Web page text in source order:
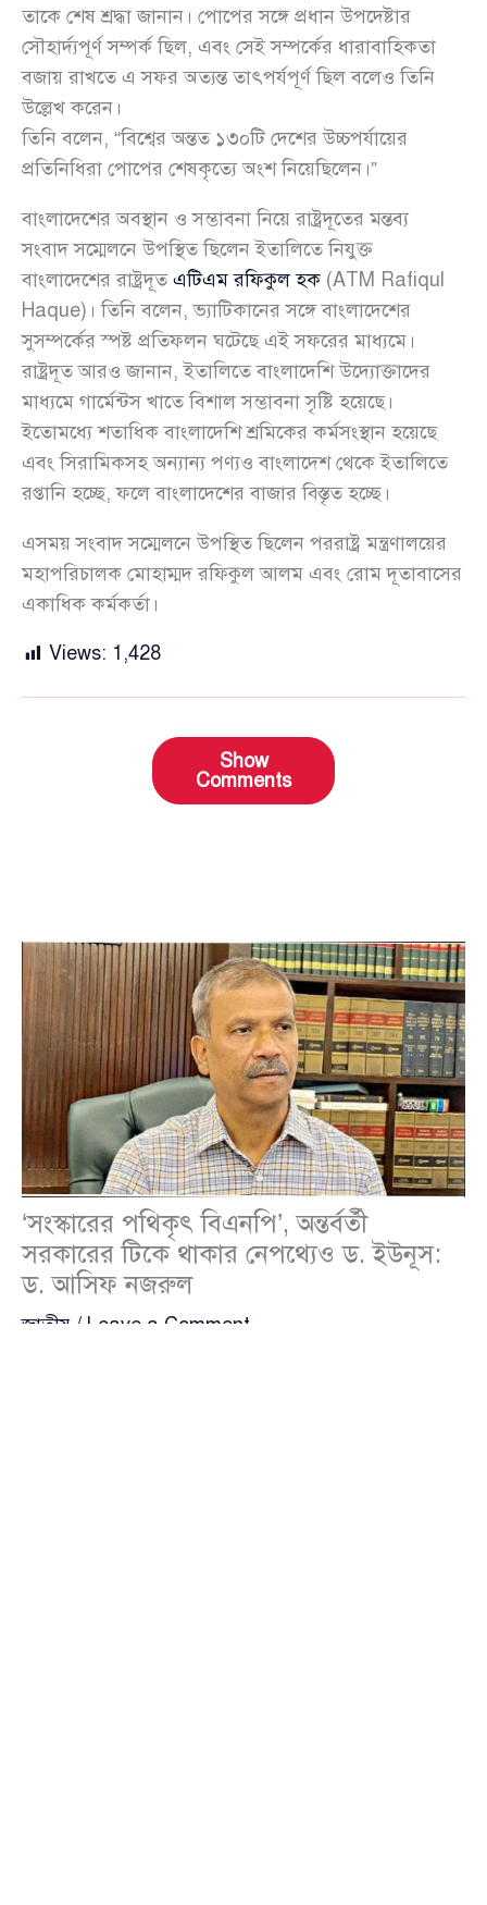
তাকে শেষ শ্রদ্ধা জানান। পোপের সঙ্গে প্রধান উপদেষ্টার
সৌহার্দ্যপূর্ণ সম্পর্ক ছিল, এবং সেই সম্পর্কের ধারাবাহিকতা
বজায় রাখতে এ সফর অত্যন্ত তাৎপর্যপূর্ণ ছিল বলেও তিনি
উল্লেখ করেন।
তিনি বলেন, “বিশ্বের অন্তত ১৩০টি দেশের উচ্চপর্যায়ের
প্রতিনিধিরা পোপের শেষকৃত্যে অংশ নিয়েছিলেন।”
বাংলাদেশের অবস্থান ও সম্ভাবনা নিয়ে রাষ্ট্রদূতের মন্তব্য
সংবাদ সম্মেলনে উপস্থিত ছিলেন ইতালিতে নিযুক্ত
বাংলাদেশের রাষ্ট্রদূত এটিএম রফিকুল হক (ATM Rafiqul
Haque)। তিনি বলেন, ভ্যাটিকানের সঙ্গে বাংলাদেশের
সুসম্পর্কের স্পষ্ট প্রতিফলন ঘটেছে এই সফরের মাধ্যমে।
রাষ্ট্রদূত আরও জানান, ইতালিতে বাংলাদেশি উদ্যোক্তাদের
মাধ্যমে গার্মেন্টস খাতে বিশাল সম্ভাবনা সৃষ্টি হয়েছে।
ইতোমধ্যে শতাধিক বাংলাদেশি শ্রমিকের কর্মসংস্থান হয়েছে
এবং সিরামিকসহ অন্যান্য পণ্যও বাংলাদেশ থেকে ইতালিতে
রপ্তানি হচ্ছে, ফলে বাংলাদেশের বাজার বিস্তৃত হচ্ছে।
এসময় সংবাদ সম্মেলনে উপস্থিত ছিলেন পররাষ্ট্র মন্ত্রণালয়ের
মহাপরিচালক মোহাম্মদ রফিকুল আলম এবং রোম দূতাবাসের
একাধিক কর্মকর্তা।
Views: 1,428
Show
Comments
‘সংস্কারের পথিকৃৎ বিএনপি’, অন্তর্বর্তী
সরকারের টিকে থাকার নেপথ্যেও ড. ইউনূস:
ড. আসিফ নজরুল
জাতীয় / Leave a Comment